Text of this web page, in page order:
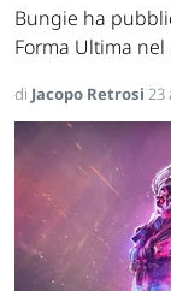
Bungie ha
Forma Ultima
di Jacopo Retrosi 23